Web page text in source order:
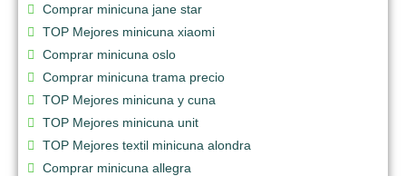
Comprar minicuna jane star
TOP Mejores minicuna xiaomi
Comprar minicuna oslo
Comprar minicuna trama precio
TOP Mejores minicuna y cuna
TOP Mejores minicuna unit
TOP Mejores textil minicuna alondra
Comprar minicuna allegra